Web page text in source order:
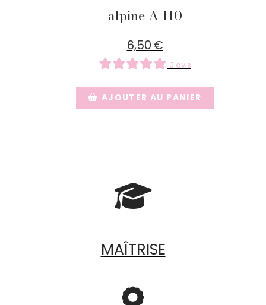
alpine A 110
6,50€
0 avis
AJOUTER AU PANIER

MAÎTRISE